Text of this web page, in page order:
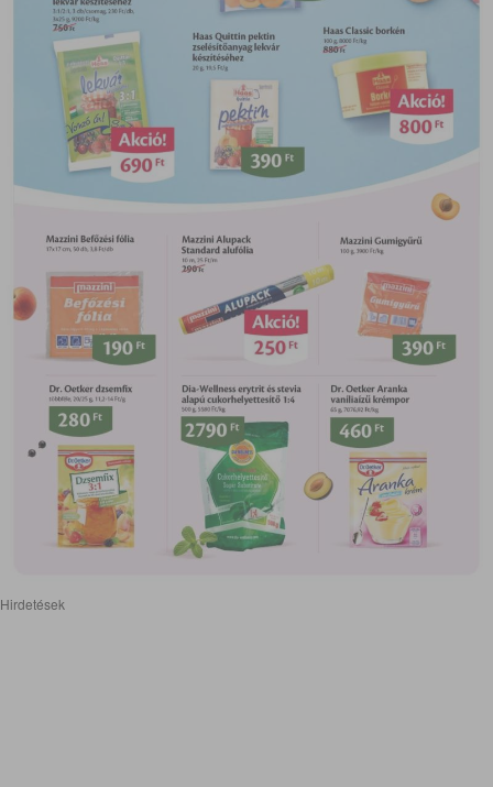
Hirdetések